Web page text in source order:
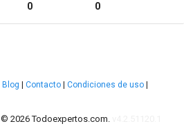
0 0
Blog Contacto Condiciones de uso
© 2026 Todoexpertos.com.